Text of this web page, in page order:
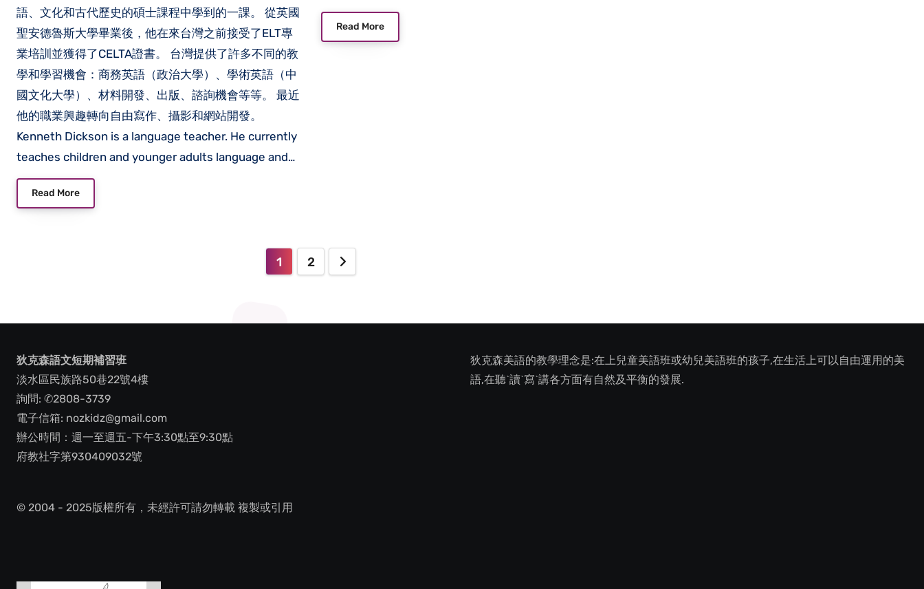
語、文化和古代歷史的碩士課程中學到的一課。 從英國
聖安德魯斯大學畢業後，他在來台灣之前接受了ELT專
業培訓並獲得了CELTA證書。 台灣提供了許多不同的教
學和學習機會：商務英語（政治大學）、學術英語（中
國文化大學）、材料開發、出版、諮詢機會等等。 最近
他的職業興趣轉向自由寫作、攝影和網站開發。
Kenneth Dickson is a language teacher. He currently
teaches children and younger adults language and…
Read More
Read More
Posts
1 2
狄克森語文短期補習班
淡水區民族路50巷22號4樓
詢問: ✆2808-3739
電子信箱: nozkidz@gmail.com
辦公時間：週一至週五-下午3:30點至9:30點
府教社字第930409032號
狄克森美語的教學理念是:在上兒童美語班或幼兒美語班的孩子,在生活上可以自由運用的美
語,在聽ˋ讀ˋ寫ˋ講各方面有自然及平衡的發展.
© 2004 - 2025版權所有，未經許可請勿轉載 複製或引用